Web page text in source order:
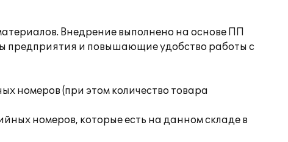
Внедрение выполнено на основе ПП
предприятия и повышающие удобство работы с
номеров (при этом количество товара
номеров, которые есть на данном складе в